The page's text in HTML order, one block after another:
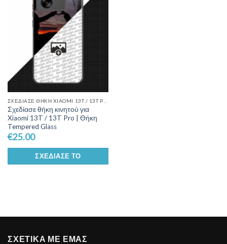
Wishlist
Σχεδίασε θήκη κινητού για
Xiaomi 13T / 13T Pro | Θήκη
Tempered Glass
€25.00
ΣΧΕΔΊΑΣΕ ΤΟ
ΣΧΕΤΙΚΑ ΜΕ ΕΜΑΣ